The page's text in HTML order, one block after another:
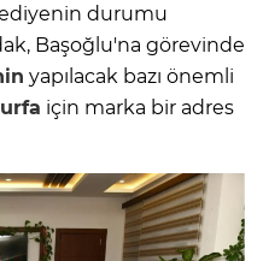
durumu
Başoğlu'na görevinde
yapılacak bazı önemli
için marka bir adres